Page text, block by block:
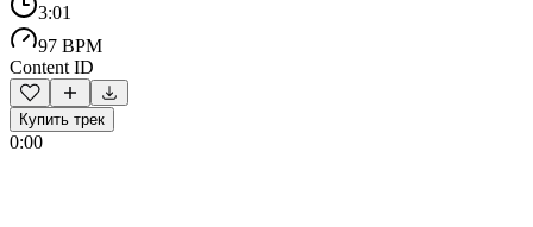
3:01
97 BPM
Content ID
Купить трек
0:00